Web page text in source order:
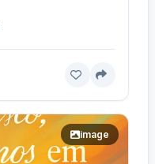
image